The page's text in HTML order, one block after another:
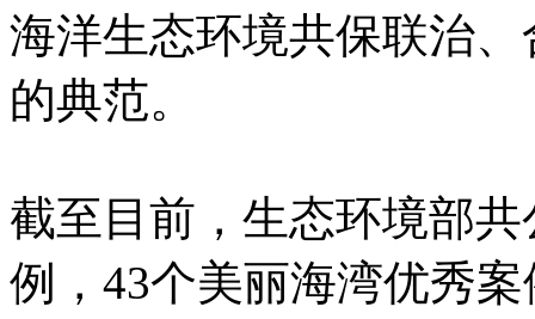
海洋生态环境共保联治
的典范。
截至目前，生态环境部
例，43个美丽海湾优秀